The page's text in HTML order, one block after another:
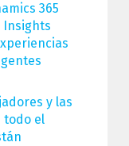
365
Insights
y las
todo el